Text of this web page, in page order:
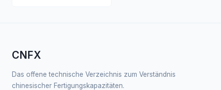
CNFX
Das offene technische Verzeichnis zum Verständnis
chinesischer Fertigungskapazitäten.